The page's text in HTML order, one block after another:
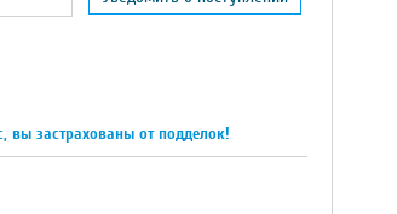
вы застрахованы от подделок!